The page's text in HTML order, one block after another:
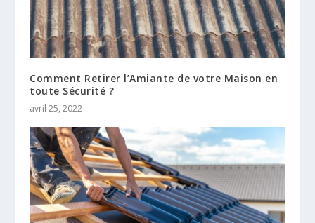
Comment Retirer l’Amiante de votre Maison en
toute Sécurité ?
avril 25, 2022